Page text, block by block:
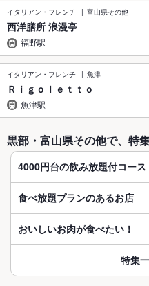
イタリアン・フレンチ 富山県その他
西洋膳所 浪漫亭
福野駅
イタリアン・フレンチ 魚津
Ｒｉｇｏｌｅｔｔｏ
魚津駅
黒部・富山県その他で、特
4000円台の飲み放題付コース
食べ放題プランのあるお店
おいしいお肉が食べたい！
特集